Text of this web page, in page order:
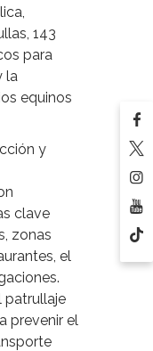
143
para
la
equinos
y
clave
zonas
el
patrullaje
prevenir el